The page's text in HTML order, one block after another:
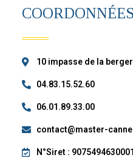
COORDONNÉES
10 impasse de la
04.83.15.52.60
06.01.89.33.00
contact@master-
N°Siret :